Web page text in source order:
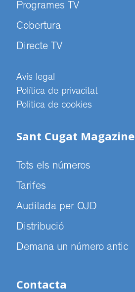
Programes TV
Cobertura
Directe TV
Avís legal
Política de privacitat
Politica de cookies
Sant Cugat Magazine
Tots els números
Tarifes
Auditada per OJD
Distribució
Demana un número antic
Contacta